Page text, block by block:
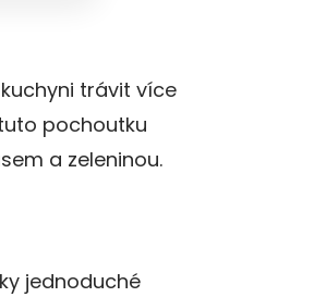
trávit více
pochoutku
a zeleninou.
jednoduché